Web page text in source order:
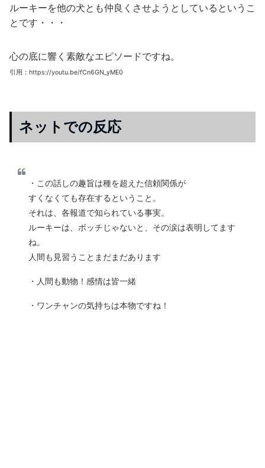
ルーキーを他の犬とも仲良くさせようとしているというこ
とです・・・
心の底に響く素敵なエピソードですね。
引用：https://youtu.be/fCn6GN_yME0
ネットでの反応
・この話しの趣旨は種を超えた信頼関係が
すくなくても存在するということ。
それは、各報道で知られている事実。
ルーキーは、ボッチじゃないと、その涙は表明してます
ね。
人間も見習うことまだまだあります
・人間も動物！感情は皆一緒
・ワンチャンの気持ちは本物ですね！